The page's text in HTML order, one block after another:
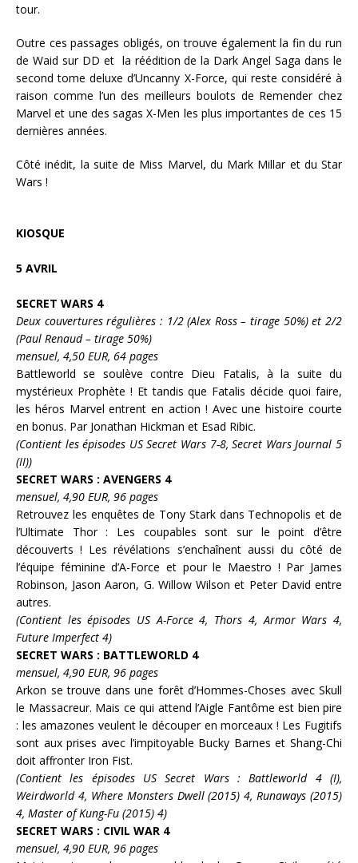
tour.
Outre ces passages obligés, on trouve également la fin du run
de Waid sur DD et la réédition de la Dark Angel Saga dans le
second tome deluxe d’Uncanny X-Force, qui reste considéré à
raison comme l’un des meilleurs boulots de Remender chez
Marvel et une des sagas X-Men les plus importantes de ces 15
dernières années.
Côté inédit, la suite de Miss Marvel, du Mark Millar et du Star
Wars !
KIOSQUE
5 AVRIL
SECRET WARS 4
Deux couvertures régulières : 1/2 (Alex Ross – tirage 50%) et 2/2
(Paul Renaud – tirage 50%)
mensuel, 4,50 EUR, 64 pages
Battleworld se soulève contre Dieu Fatalis, à la suite du
mystérieux Prophète ! Et tandis que Fatalis décide quoi faire,
les héros Marvel entrent en action ! Avec une histoire courte
en bonus. Par Jonathan Hickman et Esad Ribic.
(Contient les épisodes US Secret Wars 7-8, Secret Wars Journal 5
(II))
SECRET WARS : AVENGERS 4
mensuel, 4,90 EUR, 96 pages
Retrouvez les enquêtes de Tony Stark dans Technopolis et de
l’Ultimate Thor : Les coupables sont sur le point d’être
découverts ! Les révélations s’enchaînent aussi du côté de
l’équipe féminine d’A-Forceet pour le Maestro ! Par James
Robinson, Jason Aaron, G. Willow Wilson et Peter David entre
autres.
(Contient les épisodes US A-Force 4, Thors 4, Armor Wars 4,
Future Imperfect 4)
SECRET WARS : BATTLEWORLD 4
mensuel, 4,90 EUR, 96 pages
Arkon se trouve dans une forêt d’Hommes-Choses avec Skull
le Massacreur. Mais ce qui attend l’Aigle Fantôme est bien pire
: les amazones veulent le découper en morceaux ! Les Fugitifs
sont aux prises avec l’impitoyable Bucky Barnes et Shang-Chi
doit affronter Iron Fist.
(Contient les épisodes US Secret Wars : Battleworld 4 (I),
Weirdworld 4, Where Monsters Dwell (2015) 4, Runaways (2015)
4, Master of Kung-Fu (2015) 4)
SECRET WARS : CIVIL WAR 4
mensuel, 4,90 EUR, 96 pages